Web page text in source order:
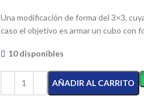
Una modificación de forma del 3×3,
caso el objetivo es armar un cubo con
10 disponibles
AÑADIR AL CARRITO